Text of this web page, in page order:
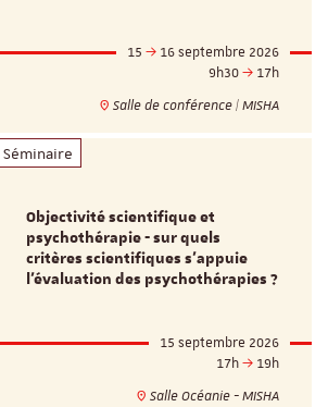
15
16 septembre 2026
9h30
17h
Salle de conférence | MISHA
Séminaire
Objectivité scientifique et
psychothérapie - sur quels
critères scientifiques s'appuie
l'évaluation des psychothérapies ?
15 septembre 2026
17h
19h
Salle Océanie - MISHA